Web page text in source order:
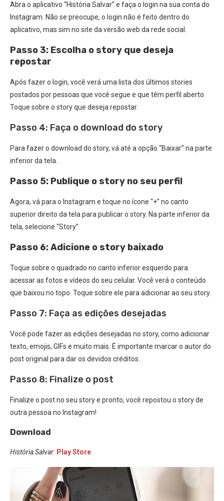
Abra o aplicativo “História Salvar” e faça o login na sua conta do
Instagram. Não se preocupe, o login não é feito dentro do
aplicativo, mas sim no site da versão web da rede social.
Passo 3: Escolha o story que deseja
repostar
Após fazer o login, você verá uma lista dos últimos stories
postados por pessoas que você segue e que têm perfil aberto.
Toque sobre o story que deseja repostar.
Passo 4: Faça o download do story
Para fazer o download do story, vá até a opção “Baixar” na parte
inferior da tela.
Passo 5: Publique o story no seu perfil
Agora, vá para o Instagram e toque no ícone “+” no canto
superior direito da tela para publicar o story. Na parte inferior da
tela, selecione “Story”.
Passo 6: Adicione o story baixado
Toque sobre o quadrado no canto inferior esquerdo para
acessar as fotos e vídeos do seu celular. Você verá o conteúdo
que baixou no topo. Toque sobre ele para adicionar ao seu story.
Passo 7: Faça as edições desejadas
Você pode fazer as edições desejadas no story, como adicionar
texto, emojis, GIFs e muito mais. É importante marcar o autor do
post original para dar os devidos créditos.
Passo 8: Finalize o post
Finalize o post no seu story e pronto, você repostou o story de
outra pessoa no Instagram!
Download
História Salvar: Play Store